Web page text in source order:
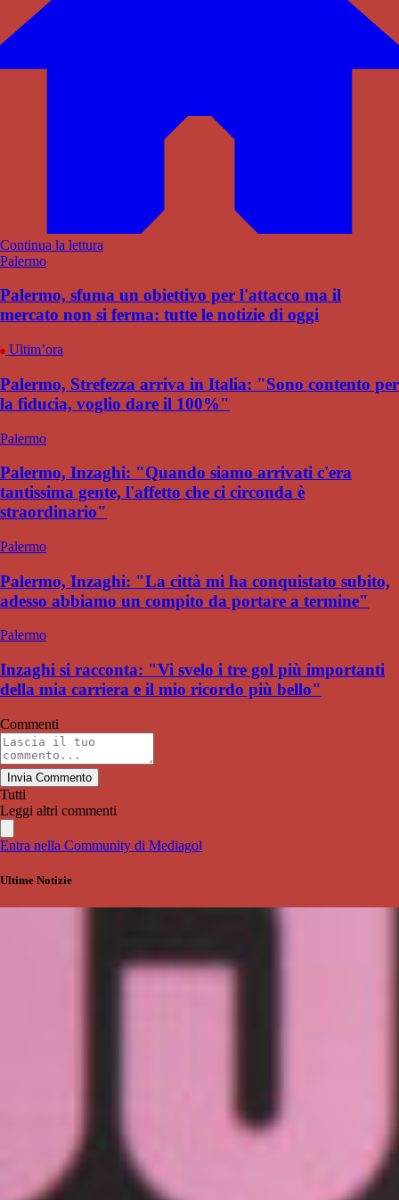
Continua la lettura
Palermo
Palermo, sfuma un obiettivo per l'attacco ma il
mercato non si ferma: tutte le notizie di oggi
Ultim’ora
Palermo, Strefezza arriva in Italia: "Sono contento per
la fiducia, voglio dare il 100%"
Palermo
Palermo, Inzaghi: "Quando siamo arrivati c'era
tantissima gente, l'affetto che ci circonda è
straordinario"
Palermo
Palermo, Inzaghi: "La città mi ha conquistato subito,
adesso abbiamo un compito da portare a termine"
Palermo
Inzaghi si racconta: "Vi svelo i tre gol più importanti
della mia carriera e il mio ricordo più bello"
Commenti
Invia Commento
Tutti
Leggi altri commenti
Entra nella Community di Mediagol
Ultime Notizie